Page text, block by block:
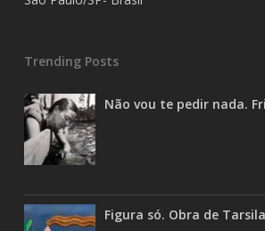
Trending Posts
Não vou te pedir nada.
Figura só. Obra de